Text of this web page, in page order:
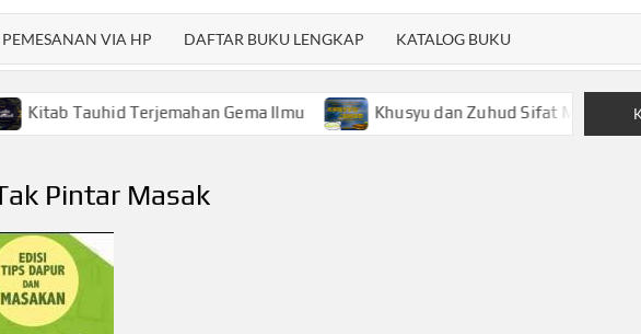
PEMESANAN VIA HP DAFTAR BUKU LENGKAP KATALOG BUKU
Terjemahan Gema Ilmu Khusyu dan Zuhud Sifat Mulia Hamba Ar-
Pintar Masak